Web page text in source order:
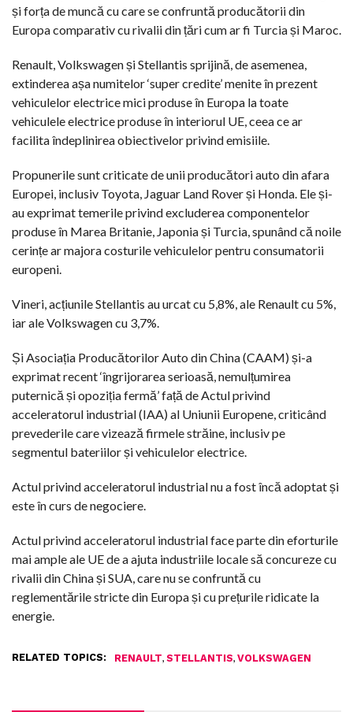
și forța de muncă cu care se confruntă producătorii din
Europa comparativ cu rivalii din țări cum ar fi Turcia și Maroc.
Renault, Volkswagen și Stellantis sprijină, de asemenea,
extinderea așa numitelor ‘super credite’ menite în prezent
vehiculelor electrice mici produse în Europa la toate
vehiculele electrice produse în interiorul UE, ceea ce ar
facilita îndeplinirea obiectivelor privind emisiile.
Propunerile sunt criticate de unii producători auto din afara
Europei, inclusiv Toyota, Jaguar Land Rover și Honda. Ele și-
au exprimat temerile privind excluderea componentelor
produse în Marea Britanie, Japonia și Turcia, spunând că noile
cerințe ar majora costurile vehiculelor pentru consumatorii
europeni.
Vineri, acțiunile Stellantis au urcat cu 5,8%, ale Renault cu 5%,
iar ale Volkswagen cu 3,7%.
Și Asociația Producătorilor Auto din China (CAAM) și-a
exprimat recent ‘îngrijorarea serioasă, nemulțumirea
puternică și opoziția fermă’ față de Actul privind
acceleratorul industrial (IAA) al Uniunii Europene, criticând
prevederile care vizează firmele străine, inclusiv pe
segmentul bateriilor și vehiculelor electrice.
Actul privind acceleratorul industrial nu a fost încă adoptat și
este în curs de negociere.
Actul privind acceleratorul industrial face parte din eforturile
mai ample ale UE de a ajuta industriile locale să concureze cu
rivalii din China și SUA, care nu se confruntă cu
reglementările stricte din Europa și cu prețurile ridicate la
energie.
RELATED TOPICS: RENAULT, STELLANTIS, VOLKSWAGEN